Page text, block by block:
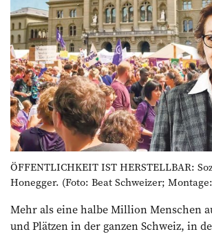
ÖFFENTLICHKEIT IST HERSTELLBAR:
Honegger. (Foto: Beat Schweizer;
Mehr als eine halbe Million Menschen
und Plätzen in der ganzen Schweiz, in